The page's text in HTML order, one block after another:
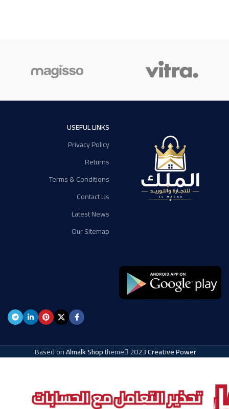
USEFUL LINKS
Privacy Policy
Returns
Terms & Conditions
Contact Us
Latest News
Our Sitemap
Based onAlmalk Shoptheme 2023Creative Power
.